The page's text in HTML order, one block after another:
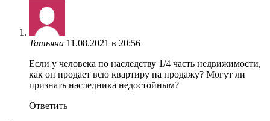
Татьяна 11.08.2021 в 20:56
Если у человека по наследству 1/4 часть недвижимости,
как он продает всю квартиру на продажу? Могут ли
признать наследника недостойным?
Ответить